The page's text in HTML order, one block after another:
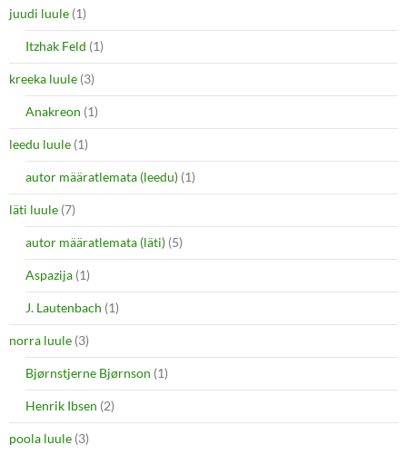
juudi luule (1)
Itzhak Feld (1)
kreeka luule (3)
Anakreon (1)
leedu luule (1)
autor määratlemata (leedu) (1)
läti luule (7)
autor määratlemata (läti) (5)
Aspazija (1)
J. Lautenbach (1)
norra luule (3)
Bjørnstjerne Bjørnson (1)
Henrik Ibsen (2)
poola luule (3)